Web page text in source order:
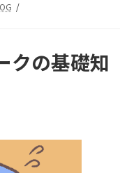
クの基礎知